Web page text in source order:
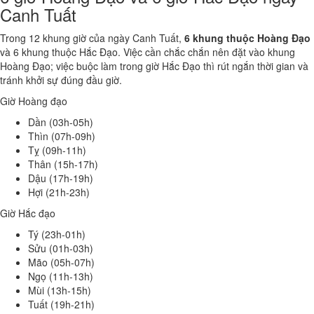
Canh Tuất
Trong 12 khung giờ của ngày Canh Tuất, 6 khung thuộc Hoàng Đạo
và 6 khung thuộc Hắc Đạo. Việc cần chắc chắn nên đặt vào khung
Hoàng Đạo; việc buộc làm trong giờ Hắc Đạo thì rút ngắn thời gian và
tránh khởi sự đúng đầu giờ.
Giờ Hoàng đạo
Dần (03h-05h)
Thìn (07h-09h)
Tỵ (09h-11h)
Thân (15h-17h)
Dậu (17h-19h)
Hợi (21h-23h)
Giờ Hắc đạo
Tý (23h-01h)
Sửu (01h-03h)
Mão (05h-07h)
Ngọ (11h-13h)
Mùi (13h-15h)
Tuất (19h-21h)